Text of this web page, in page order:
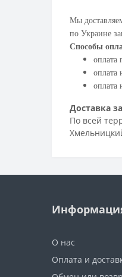
Мы
по Украине
Способы
оплата
оплата
оплата
Доставка
По всей
О нас
Оплата и